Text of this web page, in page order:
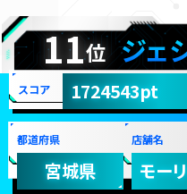
11位 ジェ
スコア 1724543pt
都道府県
宮城県
店舗名
モー